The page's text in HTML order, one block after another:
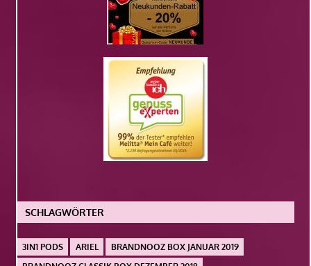
SCHLAGWÖRTER
3IN1 PODS ARIEL
BRANDNOOZ BOX JANUAR 2019